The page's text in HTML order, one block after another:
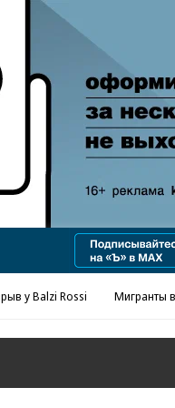
у Balzi Rossi Мигранты